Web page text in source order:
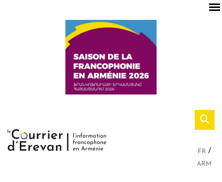
FR
ARM